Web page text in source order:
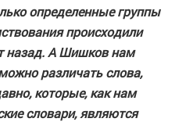
определенные группы
происходили
назад. А Шишков нам
различать слова,
которые, как нам
словари, являются